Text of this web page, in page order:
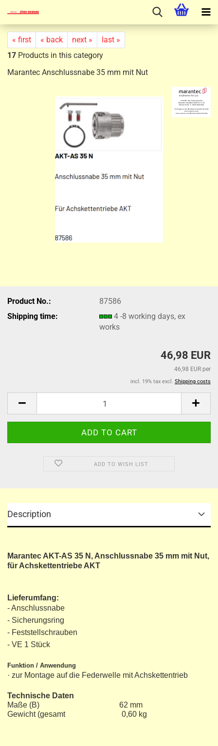
« first « back next »
last »
17 Products in this category
Marantec Anschlussnabe 35 mm mit Nut
Product No.:
87586
Shipping time:
4 -8 working days, ex
works
46,98 EUR
46,98 EUR per
incl. 19% tax excl. Shipping costs
ADD TO WISH LIST
Description
Marantec AKT-AS 35 N, Anschlussnabe 35 mm mit Nut,
für Achskettentriebe AKT
Lieferumfang:
- Anschlussnabe
- Sicherungsring
- Feststellschrauben
- VE 1 Stück
Funktion / Anwendung
· zur Montage auf die Federwelle mit Achskettentrieb
Technische Daten
Maße (B) 62 mm
Gewicht (gesamt 0,60 kg